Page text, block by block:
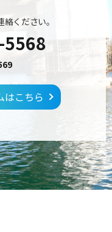
ください。
はこちら